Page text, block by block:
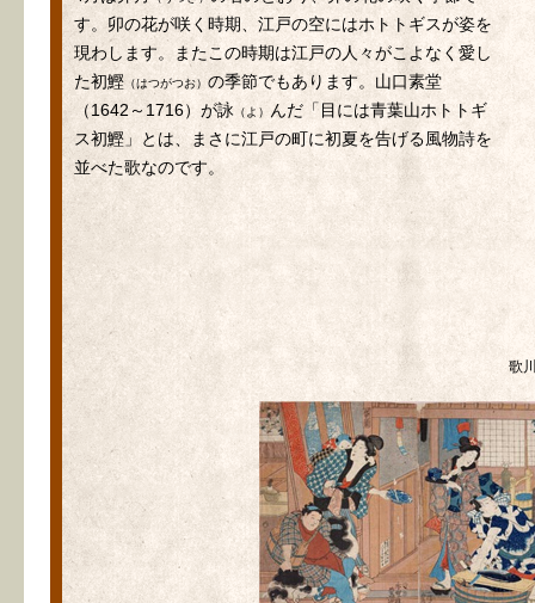
す。卯の花が咲く時期、江戸の空にはホトトギスが姿を
現わします。またこの時期は江戸の人々がこよなく愛し
た初鰹 （はつがつお） の季節でもあります。山口素堂
（1642～1716）が詠 （よ）
んだ「目には青葉山ホトトギ
ス初鰹」とは、まさに江戸の町に初夏を告げる風物詩を
並べた歌なのです。
歌